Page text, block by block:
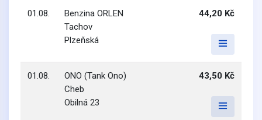
01.08.
Benzina ORLEN
Tachov
Plzeňská
44,20 Kč
01.08.
ONO (Tank Ono)
Cheb
Obilná 23
43,50 Kč